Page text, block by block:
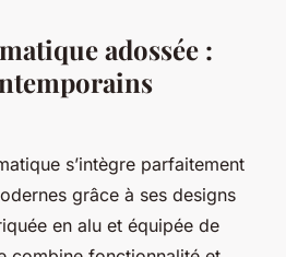
adossée :
s’intègre parfaitement
grâce à ses designs
en alu et équipée de